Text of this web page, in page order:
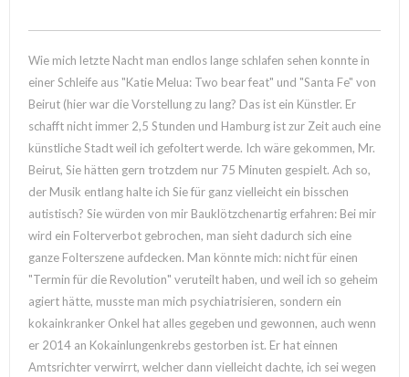
Wie mich letzte Nacht man endlos lange schlafen sehen konnte in
einer Schleife aus "Katie Melua: Two bear feat" und "Santa Fe" von
Beirut (hier war die Vorstellung zu lang? Das ist ein Künstler. Er
schafft nicht immer 2,5 Stunden und Hamburg ist zur Zeit auch eine
künstliche Stadt weil ich gefoltert werde. Ich wäre gekommen, Mr.
Beirut, Sie hätten gern trotzdem nur 75 Minuten gespielt. Ach so,
der Musik entlang halte ich Sie für ganz vielleicht ein bisschen
autistisch? Sie würden von mir Bauklötzchenartig erfahren: Bei mir
wird ein Folterverbot gebrochen, man sieht dadurch sich eine
ganze Folterszene aufdecken. Man könnte mich: nicht für einen
"Termin für die Revolution" veruteilt haben, und weil ich so geheim
agiert hätte, musste man mich psychiatrisieren, sondern ein
kokainkranker Onkel hat alles gegeben und gewonnen, auch wenn
er 2014 an Kokainlungenkrebs gestorben ist. Er hat einnen
Amtsrichter verwirrt, welcher dann vielleicht dachte, ich sei wegen